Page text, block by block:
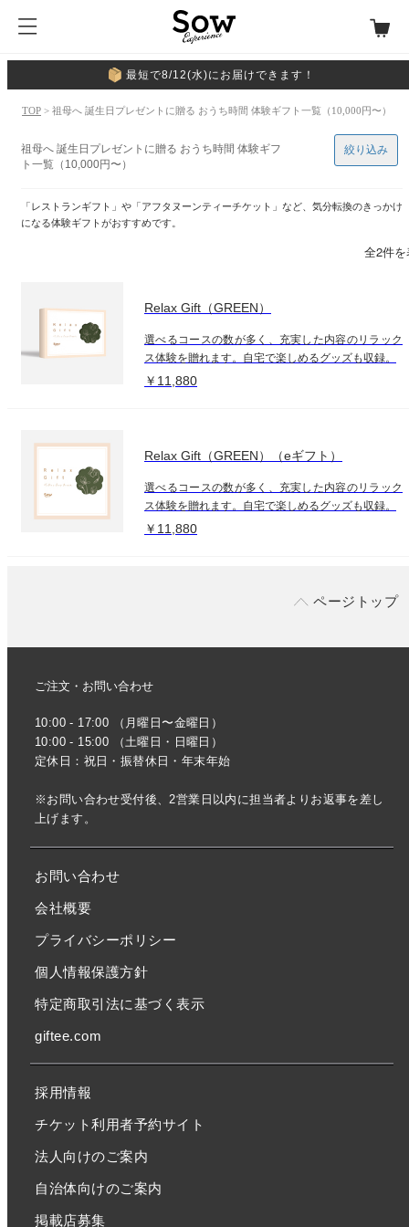
最短で8/12(水)にお届けできます！
TOP > 祖母へ 誕生日プレゼントに贈る おうち時間 体験ギフト一覧（10,000円〜）
祖母へ 誕生日プレゼントに贈る おうち時間 体験ギフ
ト一覧（10,000円〜）
「レストランギフト」や「アフタヌーンティーチケット」など、気分転換のきっかけ
になる体験ギフトがおすすめです。
絞り込み
全2件
Relax Gift（GREEN）
選べるコースの数が多く、充実した内容のリラック
ス体験を贈れます。自宅で楽しめるグッズも収録。
￥11,880
Relax Gift（GREEN）（eギフト）
選べるコースの数が多く、充実した内容のリラック
ス体験を贈れます。自宅で楽しめるグッズも収録。
￥11,880
ページトップ
ご注文・お問い合わせ
10:00 - 17:00 （月曜日〜金曜日）
10:00 - 15:00 （土曜日・日曜日）
定休日：祝日・振替休日・年末年始
※お問い合わせ受付後、2営業日以内に担当者よりお返事を差し
上げます。
お問い合わせ
会社概要
プライバシーポリシー
個人情報保護方針
特定商取引法に基づく表示
giftee.com
採用情報
チケット利用者予約サイト
法人向けのご案内
自治体向けのご案内
掲載店募集